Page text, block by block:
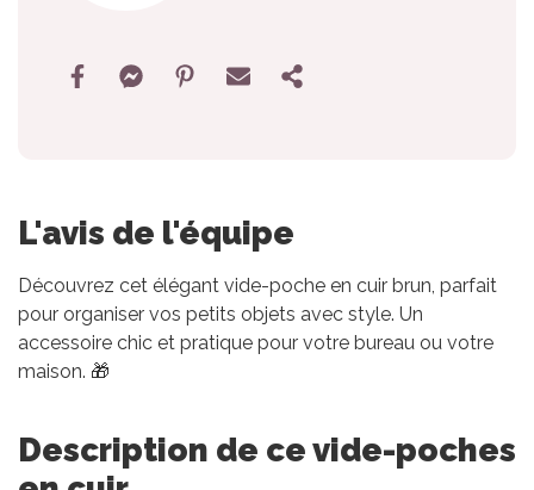
L'avis de l'équipe
Découvrez cet élégant vide-poche en cuir brun, parfait
pour organiser vos petits objets avec style. Un
accessoire chic et pratique pour votre bureau ou votre
maison. 🎁
Description de ce vide-poches